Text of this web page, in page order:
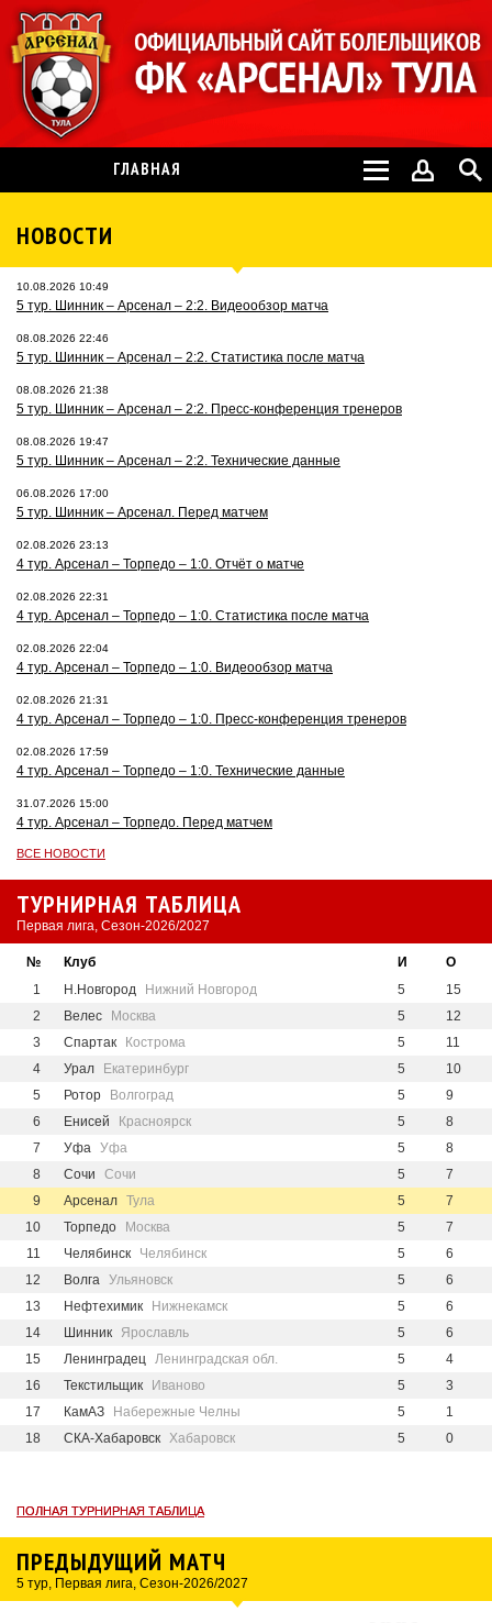
ГЛАВНАЯ
НОВОСТИ
10.08.2026 10:49
5 тур. Шинник – Арсенал – 2:2. Видеообзор матча
08.08.2026 22:46
5 тур. Шинник – Арсенал – 2:2. Статистика после матча
08.08.2026 21:38
5 тур. Шинник – Арсенал – 2:2. Пресс-конференция тренеров
08.08.2026 19:47
5 тур. Шинник – Арсенал – 2:2. Технические данные
06.08.2026 17:00
5 тур. Шинник – Арсенал. Перед матчем
02.08.2026 23:13
4 тур. Арсенал – Торпедо – 1:0. Отчёт о матче
02.08.2026 22:31
4 тур. Арсенал – Торпедо – 1:0. Статистика после матча
02.08.2026 22:04
4 тур. Арсенал – Торпедо – 1:0. Видеообзор матча
02.08.2026 21:31
4 тур. Арсенал – Торпедо – 1:0. Пресс-конференция тренеров
02.08.2026 17:59
4 тур. Арсенал – Торпедо – 1:0. Технические данные
31.07.2026 15:00
4 тур. Арсенал – Торпедо. Перед матчем
ВСЕ НОВОСТИ
ТУРНИРНАЯ ТАБЛИЦА
Первая лига, Сезон-2026/2027
№ Клуб И
О
1
Н.Новгород Нижний Новгород 5
15
2
Велес Москва 5
12
3
Спартак Кострома 5
11
4
Урал Екатеринбург 5
10
5
Ротор Волгоград 5
9
6
Енисей Красноярск 5
8
7
Уфа Уфа 5
8
8
Сочи Сочи 5
7
9
Арсенал Тула 5
7
10
Торпедо Москва 5
7
11
Челябинск Челябинск 5
6
12
Волга Ульяновск 5
6
13
Нефтехимик Нижнекамск 5
6
14
Шинник Ярославль 5
6
15
Ленинградец Ленинградская обл. 5
4
16
Текстильщик Иваново 5
3
17
КамАЗ Набережные Челны 5
1
18
СКА-Хабаровск Хабаровск 5 0
ПОЛНАЯ ТУРНИРНАЯ ТАБЛИЦА
ПОЛНАЯ ТУРНИРНАЯ ТАБЛИЦА
ПРЕДЫДУЩИЙ МАТЧ
5 тур, Первая лига, Сезон-2026/2027